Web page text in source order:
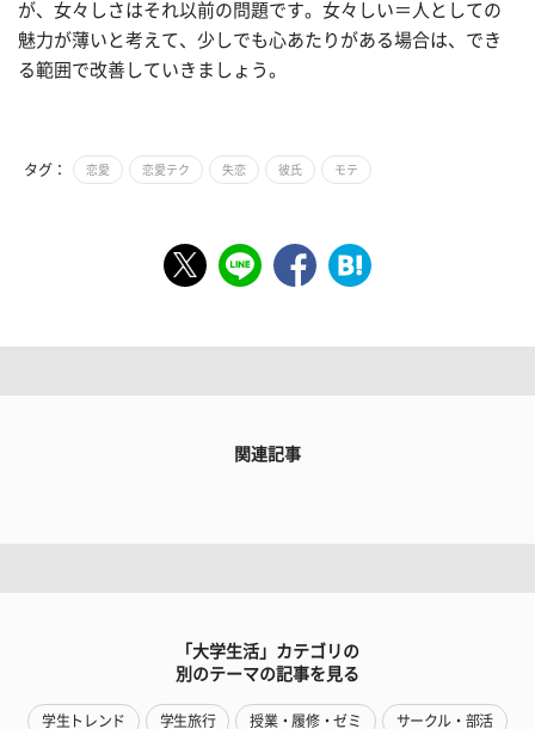
が、女々しさはそれ以前の問題です。女々しい＝人としての
魅力が薄いと考えて、少しでも心あたりがある場合は、でき
る範囲で改善していきましょう。
タグ： 恋愛 恋愛テク 失恋 彼氏 モテ
関連記事
「大学生活」カテゴリの
別のテーマの記事を見る
学生トレンド 学生旅行 授業・履修・ゼミ サークル・部活